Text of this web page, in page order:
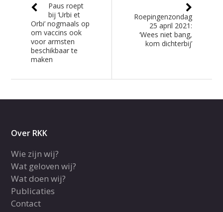
Paus roept
bij ‘Urbi et
Orbi’ nogmaals op
om vaccins ook
voor armsten
beschikbaar te
maken
Roepingenzondag
25 april 2021:
‘Wees niet bang,
kom dichterbij’
Over RKK
Wie zijn wij?
Wat geloven wij?
Wat doen wij?
Publicaties
Contact